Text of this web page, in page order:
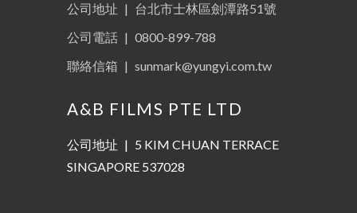
公司地址 | 台北市士林區劍潭路51號
公司電話 | 0800-899-788
聯絡信箱 | sunmark@yungyi.com.tw
A&B FILMS PTE LTD
公司地址 | 5 KIM CHUAN TERRACE
SINGAPORE 537028